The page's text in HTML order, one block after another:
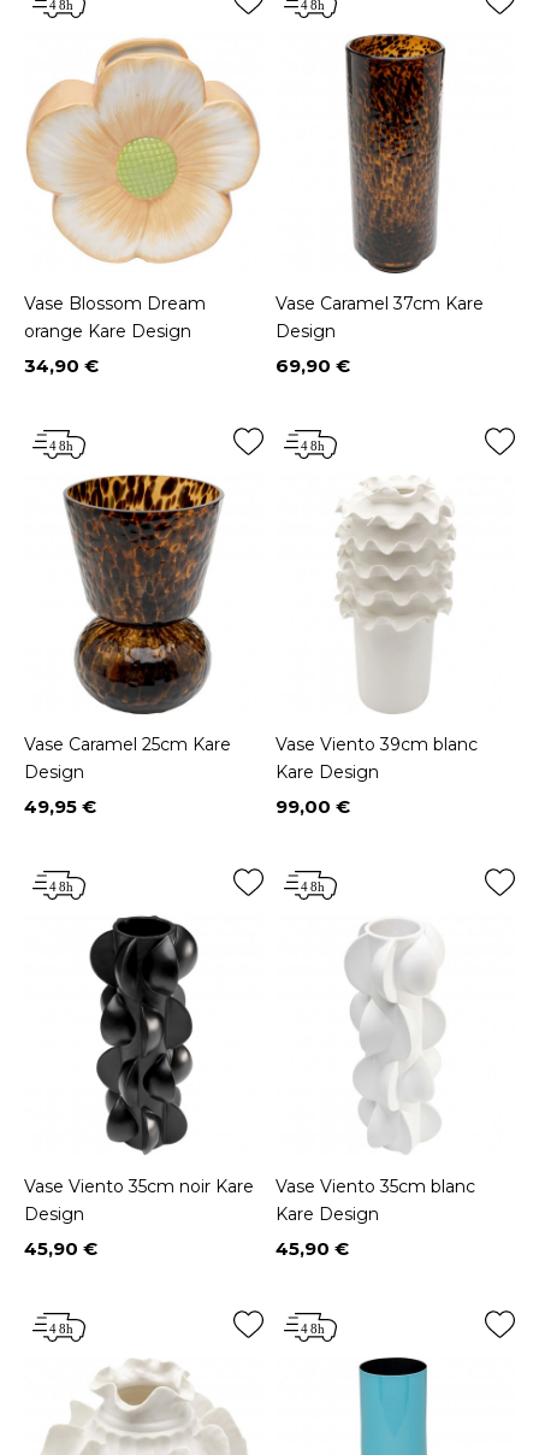
Vase Blossom Dream
orange Kare Design
Prix
34,90 €
Vase Caramel 37cm Kare
Design
Prix
69,90 €
Vase Caramel 25cm Kare
Design
Prix
49,95 €
Vase Viento 39cm blanc
Kare Design
Prix
99,00 €
Vase Viento 35cm noir Kare
Design
Prix
45,90 €
Vase Viento 35cm blanc
Kare Design
Prix
45,90 €